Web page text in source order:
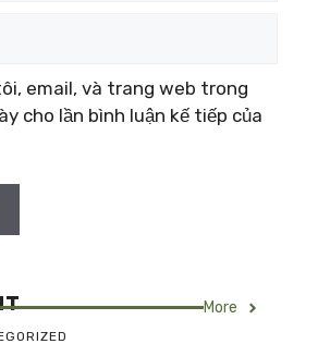
email, và trang web trong
cho lần bình luận kế tiếp của
More